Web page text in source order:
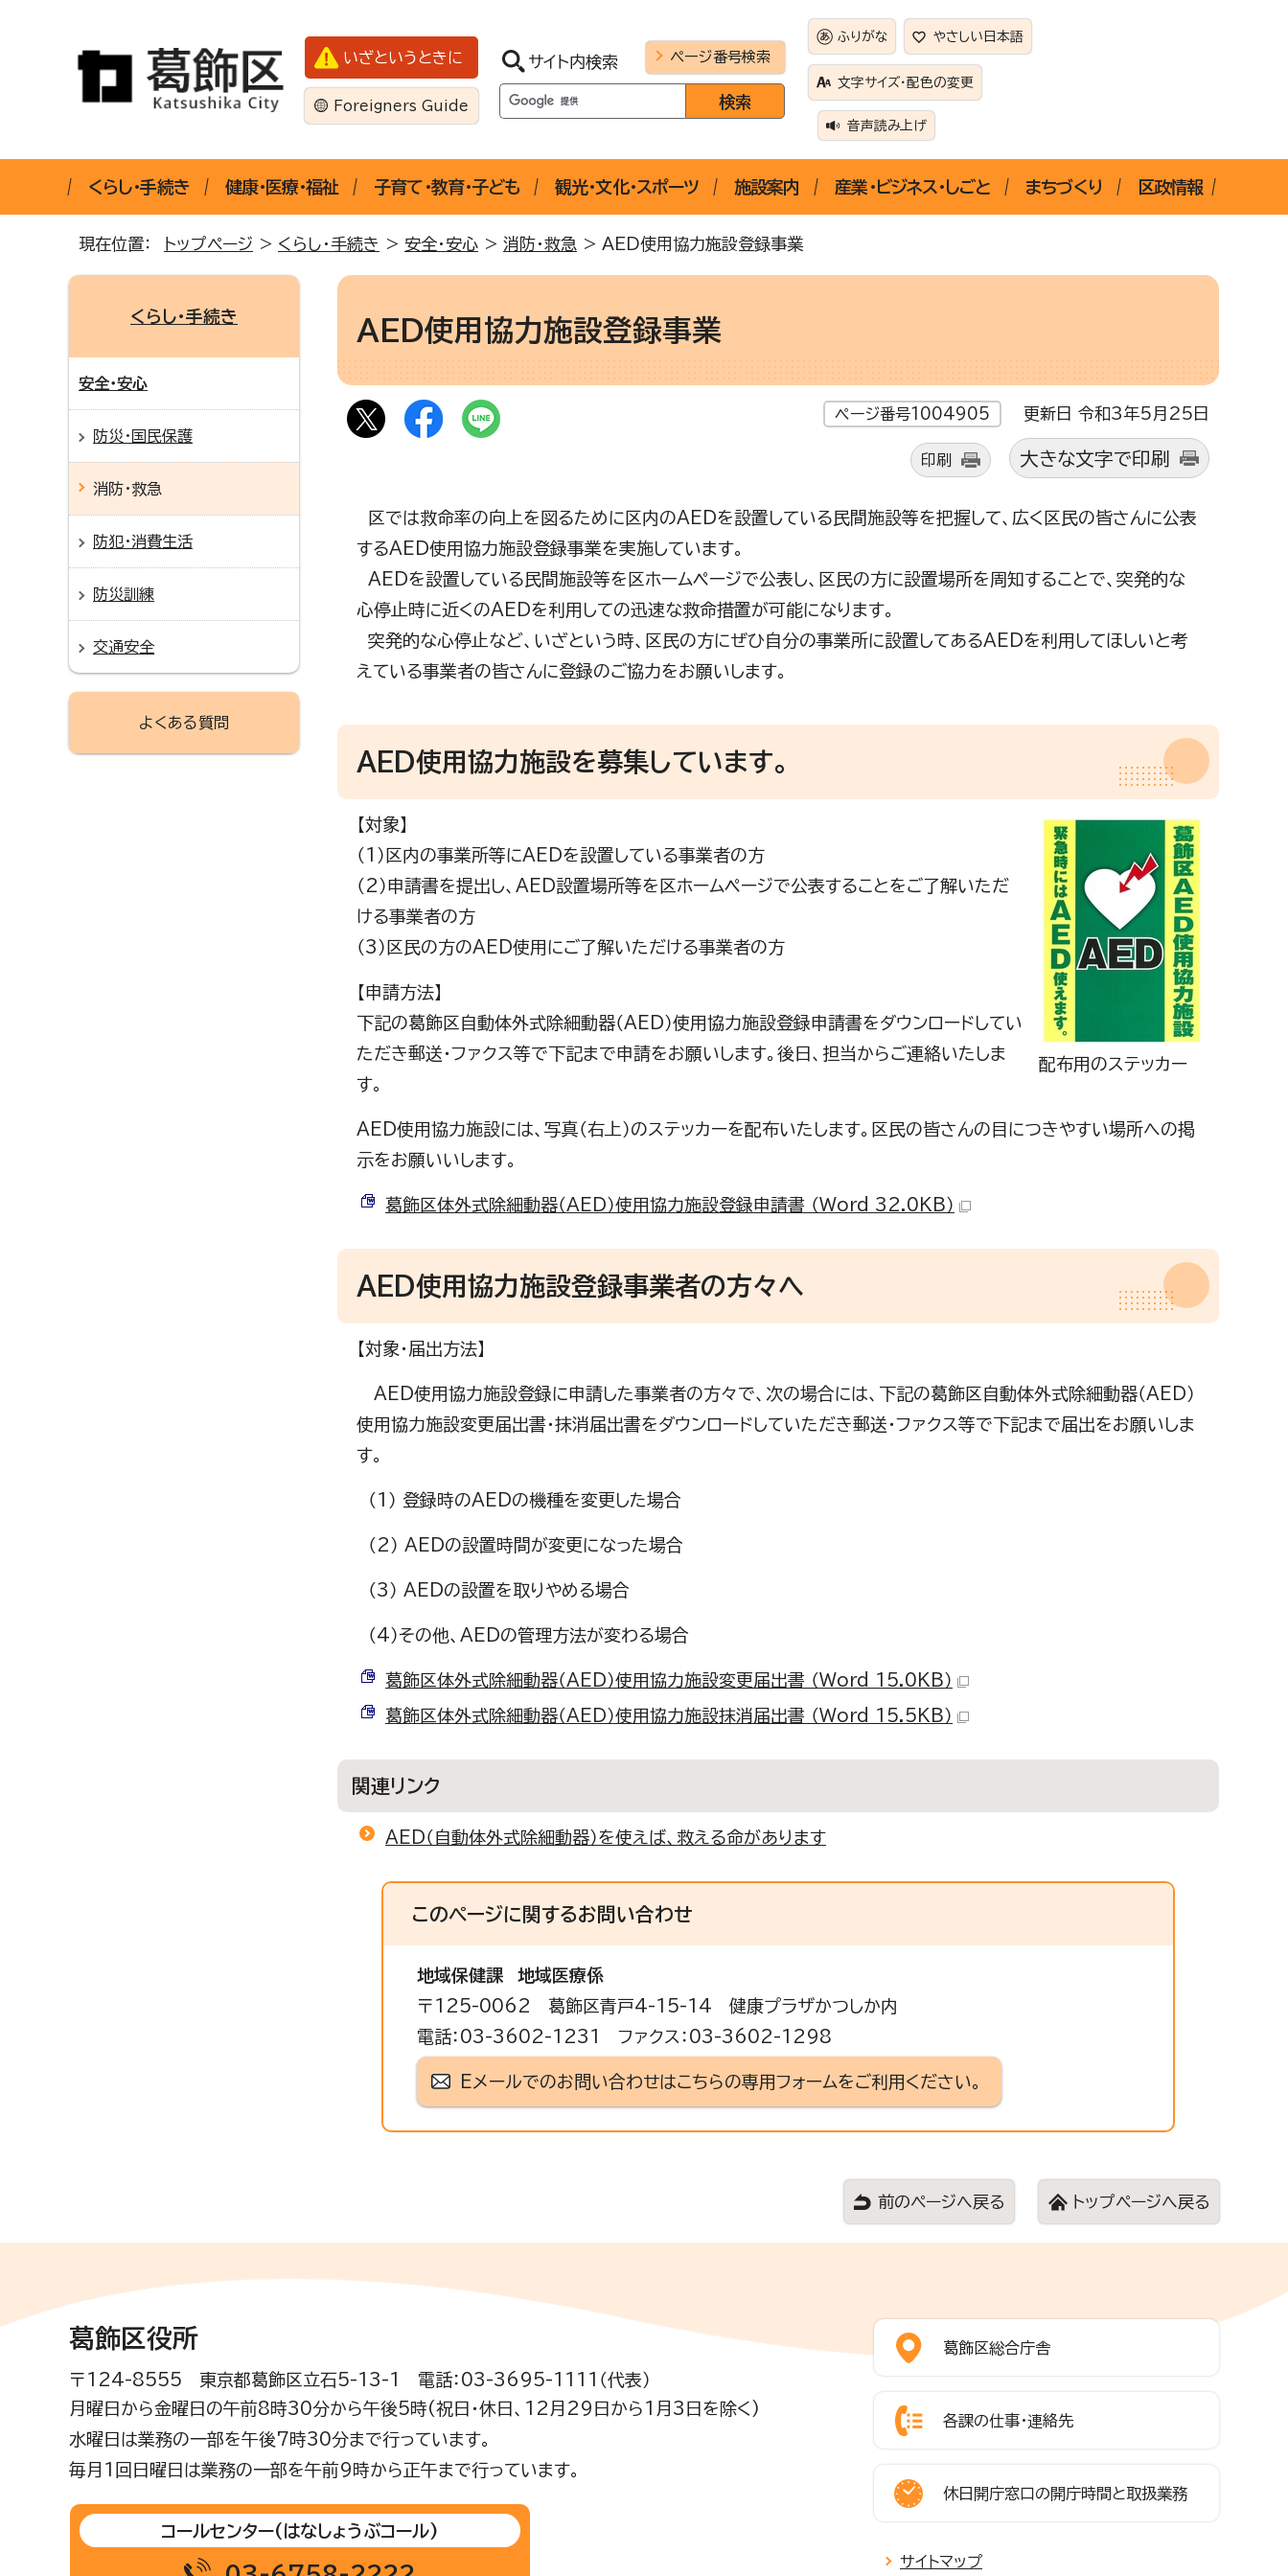
いざというときに
Foreigners Guide
サイト内検索 ページ番号検索
ふりがな やさしい日本語
文字サイズ・配色の変更
音声読み上げ
くらし・手続き 健康・医療・福祉 子育て・教育・子ども 観光・文化・スポーツ 施設案内 産業・ビジネス・しごと まちづくり 区政情報
現在位置： トップページ > くらし・手続き > 安全・安心 > 消防・救急 > AED使用協力施設登録事業
AED使用協力施設登録事業
ページ番号1004905 更新日 令和3年5月25日
印刷 大きな文字で印刷
区では救命率の向上を図るために区内のAEDを設置している民間施設等を把握して、広く区民の皆さんに公表
するAED使用協力施設登録事業を実施しています。
AEDを設置している民間施設等を区ホームページで公表し、区民の方に設置場所を周知することで、突発的な
心停止時に近くのAEDを利用しての迅速な救命措置が可能になります。
突発的な心停止など、いざという時、区民の方にぜひ自分の事業所に設置してあるAEDを利用してほしいと考
えている事業者の皆さんに登録のご協力をお願いします。
AED使用協力施設を募集しています。
配布用のステッカー
【対象】
（1）区内の事業所等にAEDを設置している事業者の方
（2）申請書を提出し、AED設置場所等を区ホームページで公表することをご了解いただ
ける事業者の方
（3）区民の方のAED使用にご了解いただける事業者の方
【申請方法】
下記の葛飾区自動体外式除細動器（AED）使用協力施設登録申請書をダウンロードしてい
ただき郵送・ファクス等で下記まで申請をお願いします。後日、担当からご連絡いたしま
す。
AED使用協力施設には、写真（右上）のステッカーを配布いたします。区民の皆さんの目につきやすい場所への掲
示をお願いいします。
葛飾区体外式除細動器（AED）使用協力施設登録申請書 （Word 32.0KB）
AED使用協力施設登録事業者の方々へ
【対象・届出方法】
AED使用協力施設登録に申請した事業者の方々で、次の場合には、下記の葛飾区自動体外式除細動器（AED）
使用協力施設変更届出書・抹消届出書をダウンロードしていただき郵送・ファクス等で下記まで届出をお願いしま
す。
（1） 登録時のAEDの機種を変更した場合
（2） AEDの設置時間が変更になった場合
（3） AEDの設置を取りやめる場合
（4）その他、AEDの管理方法が変わる場合
葛飾区体外式除細動器（AED）使用協力施設変更届出書 （Word 15.0KB）
葛飾区体外式除細動器（AED）使用協力施設抹消届出書 （Word 15.5KB）
関連リンク
AED（自動体外式除細動器）を使えば、救える命があります
このページに関するお問い合わせ
地域保健課
地域医療係
〒125-0062 葛飾区青戸4-15-14 健康プラザかつしか内
電話：03-3602-1231 ファクス：03-3602-1298
Eメールでのお問い合わせはこちらの専用フォームをご利用ください。
くらし・手続き
安全・安心
防災・国民保護
消防・救急
防犯・消費生活
防災訓練
交通安全
よくある質問
前のページへ戻る トップページへ戻る
葛飾区役所
〒124-8555 東京都葛飾区立石5-13-1 電話：03-3695-1111（代表）
月曜日から金曜日の午前8時30分から午後5時(祝日・休日、12月29日から1月3日を除く)
水曜日は業務の一部を午後7時30分まで行っています。
毎月1回日曜日は業務の一部を午前9時から正午まで行っています。
コールセンター(はなしょうぶコール)
葛飾区総合庁舎
各課の仕事・連絡先
休日開庁窓口の開庁時間と取扱業務
サイトマップ